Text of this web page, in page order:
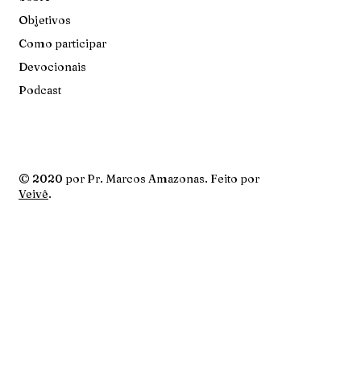
Objetivos
Como participar
Devocionais
Podcast
© 2020 por Pr. Marcos Amazonas. Feito por
Veivê.